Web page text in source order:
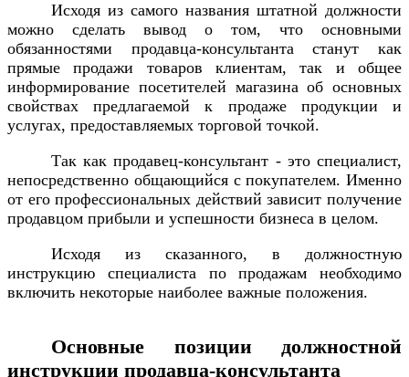
Исходя из самого названия штатной должности
можно сделать вывод о том, что основными
обязанностями продавца-консультанта станут как
прямые продажи товаров клиентам, так и общее
информирование посетителей магазина об основных
свойствах предлагаемой к продаже продукции и
услугах, предоставляемых торговой точкой.
Так как продавец-консультант - это специалист,
непосредственно общающийся с покупателем. Именно
от его профессиональных действий зависит получение
продавцом прибыли и успешности бизнеса в целом.
Исходя из сказанного, в должностную
инструкцию специалиста по продажам необходимо
включить некоторые наиболее важные положения.
Основные позиции должностной
инструкции продавца-консультанта